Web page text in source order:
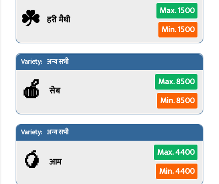
☘️ हरी मैथी
Max. 1500
Min. 1500
अन्य सभी
🍎 सेब
Max. 8500
Min. 8500
अन्य सभी
🥭 आम
Max. 4400
Min. 4400